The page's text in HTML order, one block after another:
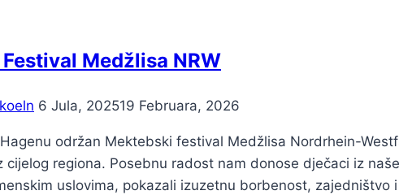
Medžlisa NRW
6 Jula, 202519 Februara, 2026
održan Mektebski festival Medžlisa Nordrhein-
cijelog regiona. Posebnu radost nam donose dječaci iz
uslovima, pokazali izuzetnu borbenost,